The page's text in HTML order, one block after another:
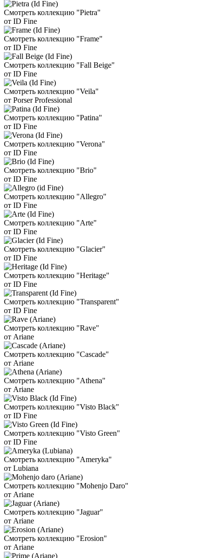
Смотреть коллекцию "Pietra"
от ID Fine
Смотреть коллекцию "Frame"
от ID Fine
Смотреть коллекцию "Fall Beige"
от ID Fine
Смотреть коллекцию "Veila"
от Porser Professional
Смотреть коллекцию "Patina"
от ID Fine
Смотреть коллекцию "Verona"
от ID Fine
Смотреть коллекцию "Brio"
от ID Fine
Смотреть коллекцию "Allegro"
от ID Fine
Смотреть коллекцию "Arte"
от ID Fine
Смотреть коллекцию "Glacier"
от ID Fine
Смотреть коллекцию "Heritage"
от ID Fine
Смотреть коллекцию "Transparent"
от ID Fine
Смотреть коллекцию "Rave"
от Ariane
Смотреть коллекцию "Cascade"
от Ariane
Смотреть коллекцию "Athena"
от Ariane
Смотреть коллекцию "Visto Black"
от ID Fine
Смотреть коллекцию "Visto Green"
от ID Fine
Смотреть коллекцию "Ameryka"
от Lubiana
Смотреть коллекцию "Mohenjo Daro"
от Ariane
Смотреть коллекцию "Jaguar"
от Ariane
Смотреть коллекцию "Erosion"
от Ariane